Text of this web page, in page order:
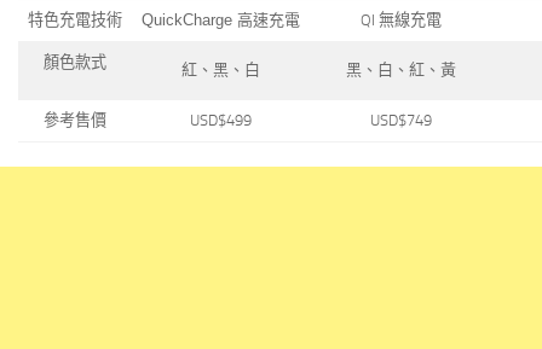
特色充電技術 QuickCharge 高速充電 QI 無線充電
顏色款式 紅、黑、白 黑、白、紅、黃
參考售價 USD$499 USD$749